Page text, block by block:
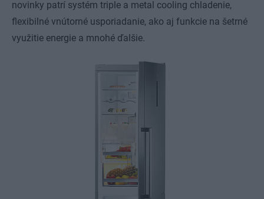
novinky patrí systém triple a metal cooling chladenie,
flexibilné vnútorné usporiadanie, ako aj funkcie na šetrné
využitie energie a mnohé ďalšie.